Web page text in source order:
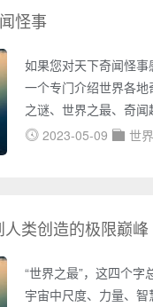
怪事
如果您对天下奇闻怪
一个专门介绍世界各
之谜、世界之最、奇
尼斯记录等多个方面
集了大量未解之谜的
2023-05-09 世
类创造的极限巅峰
“世界之最”，这四个
宇宙中尺度、力量、智